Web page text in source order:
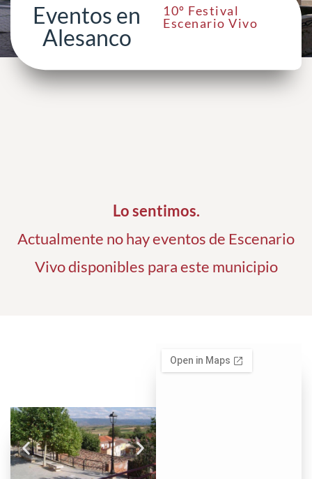
Eventos en
Alesanco
10º Festival
Escenario Vivo
Lo sentimos.
Actualmente no hay eventos de Escenario
Vivo disponibles para este municipio